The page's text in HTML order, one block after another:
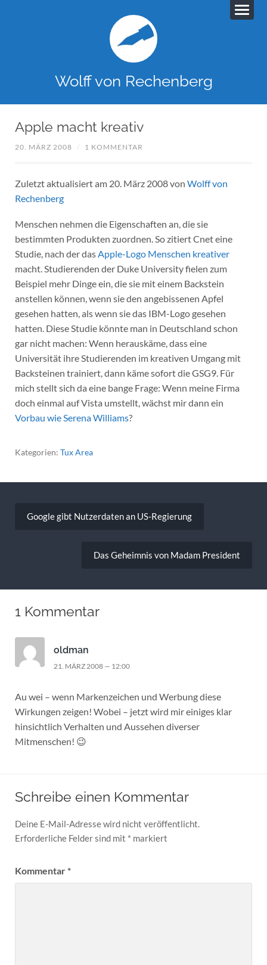
Wolff von Rechenberg
Apple macht kreativ
20. MÄRZ 2008 / 1 KOMMENTAR
Zuletzt aktualisiert am 20. März 2008 von Wolff von
Rechenberg
Menschen nehmen die Eigenschaften an, die sie
bestimmten Produkten zuordnen. So zitiert Cnet eine
Studie, nach der dasApple-Logo Menschen kreativer
macht. Studierenden der Duke University fielen zum
Beispiel mehr Dinge ein, die sie mit einem Backstein
anstellen können, wenn sie den angebissenen Apfel
gesehen hatten, als wenn sie das IBM-Logo gesehen
hatten. Diese Studie könnte man in Deutschland schon
gar nicht machen: Wenn herauskäme, dass eine
Universität ihre Studierenden im kreativen Umgang mit
Backsteinen trainiert, dann käme sofort die GSG9. Für
mich stellt sich da eine bange Frage: Wenn meine Firma
doch einmal auf Vista umstellt, wächst mir dann ein
Vorbau wie Serena Williams?
Kategorien: Tux Area
Google gibt Nutzerdaten an US-Regierung
Das Geheimnis von Madam President
1 Kommentar
oldman
21. MÄRZ 2008 — 12:00
Au wei – wenn Markenzeichen und Werbung diese
Wirkungen zeigen! Wobei – jetzt wird mir einiges klar
hinsichtlich Verhalten und Aussehen diverser
Mitmenschen! 😉
Schreibe einen Kommentar
Deine E-Mail-Adresse wird nicht veröffentlicht.
Erforderliche Felder sind mit * markiert
Kommentar*